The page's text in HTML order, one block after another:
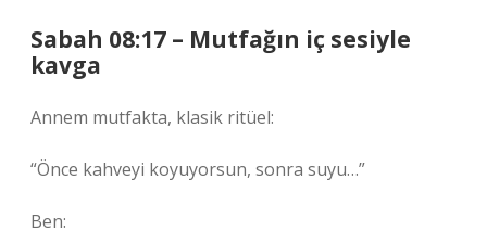
Sabah 08:17 – Mutfağın iç sesiyle
kavga
Annem mutfakta, klasik ritüel:
“Önce kahveyi koyuyorsun, sonra suyu…”
Ben: